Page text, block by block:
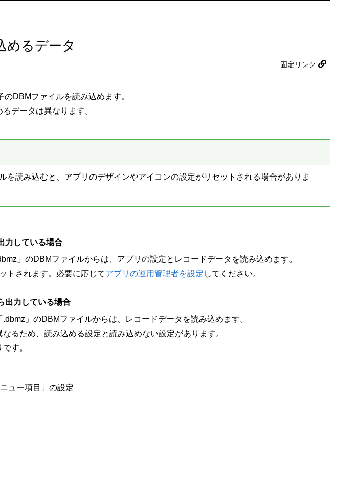
めるデータ
固定リンク
DBMファイルを読み込めます。
データは異なります。
を読み込むと、アプリのデザインやアイコンの設定がリセットされる場合がありま
力している場合
」のDBMファイルからは、アプリの設定とレコードデータを読み込めます。
トされます。必要に応じてアプリの運用管理者を設定 してください。
出力している場合
」のDBMファイルからは、レコードデータを読み込めます。
るため、読み込める設定と読み込めない設定があります。
す。
ュー項目」の設定